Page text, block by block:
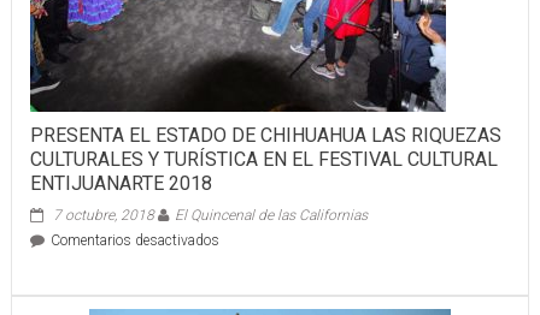
PRESENTA EL ESTADO DE CHIHUAHUA LAS RIQUEZAS
CULTURALES Y TURÍSTICA EN EL FESTIVAL CULTURAL
ENTIJUANARTE 2018
7 octubre, 2018
El Quincenal de las Californias
Comentarios desactivadosen